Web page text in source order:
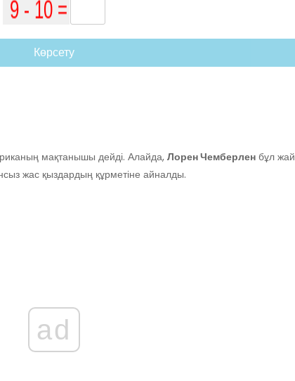
Көрсету
мақтанышы дейді. Алайда, Лорен Чемберлен бұл жай
жас қыздардың құрметіне айналды.
ad